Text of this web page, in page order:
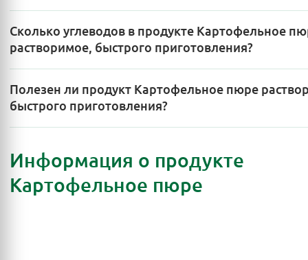
Сколько углеводов в продукте Картофельное
растворимое, быстрого приготовления?
Полезен ли продукт Картофельное пюре
быстрого приготовления?
Информация о продукте
Картофельное пюре